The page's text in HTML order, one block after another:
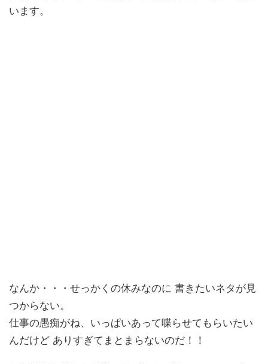
います。
なんか・・・せっかくの休みなのに 書きたいネタが見
つからない。
仕事の愚痴がね、いっぱいあって喋らせてもらいたい
んだけど ありすぎてまとまらないのだ！！